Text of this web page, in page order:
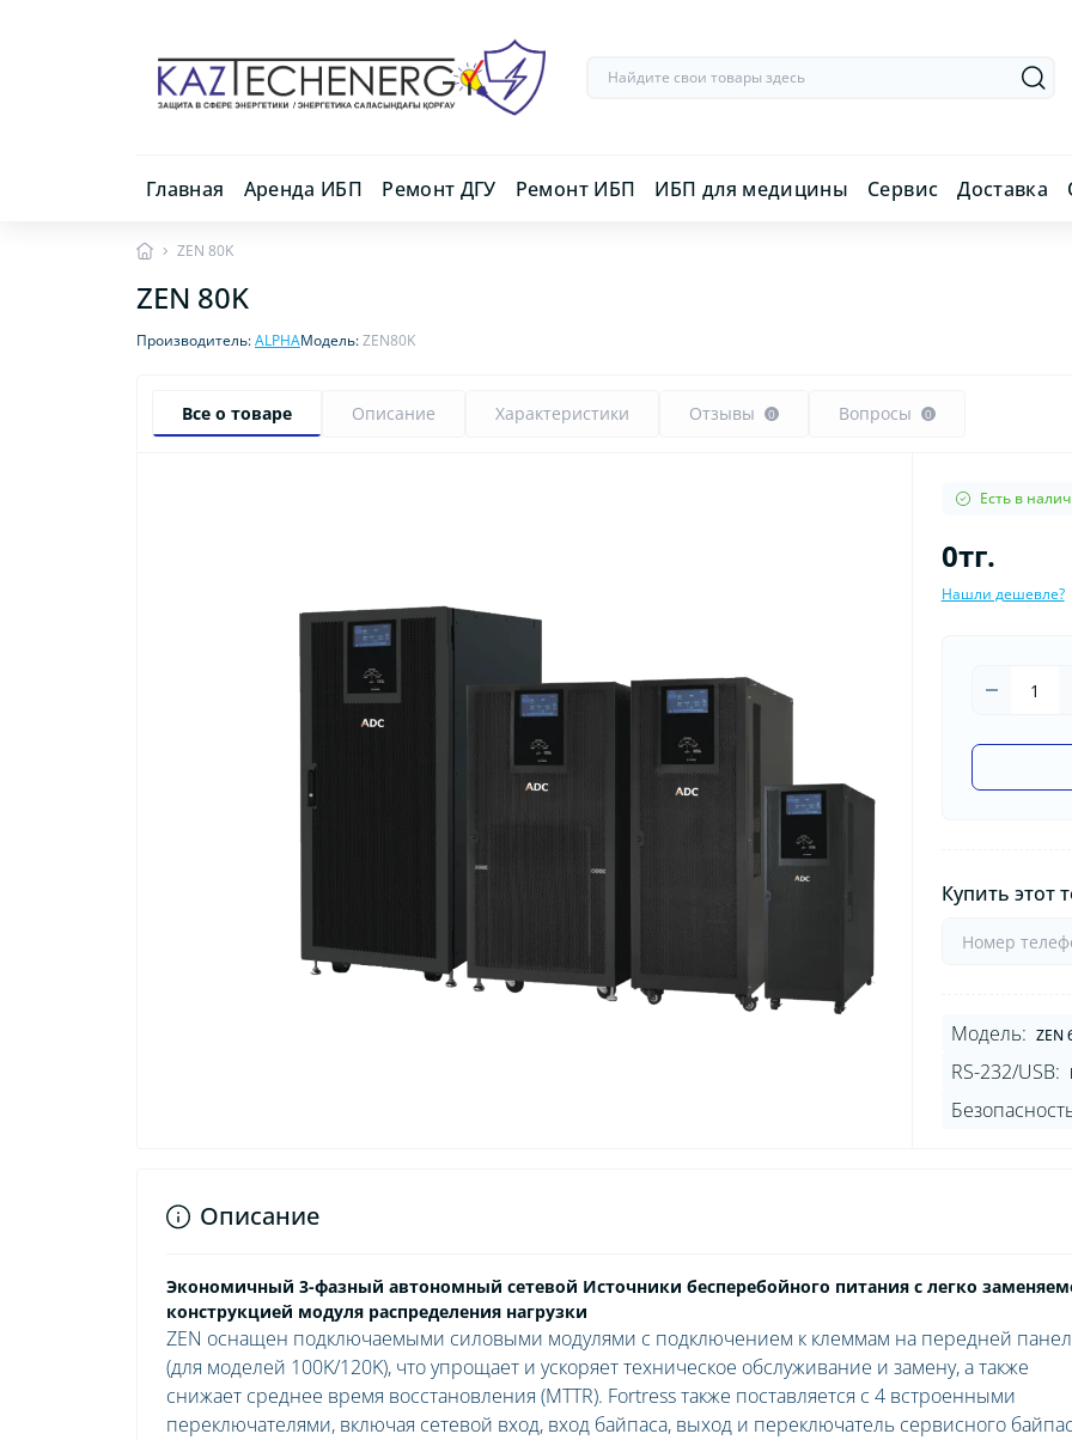
Главная Аренда ИБП Ремонт ДГУ Ремонт ИБП ИБП для медицины Сервис Доставка
ZEN 80K
ZEN 80K
Производитель:ALPHAМодель:ZEN80K
Все о товаре Описание Характеристики Отзывы 0 Вопросы 0
Есть в
0тг.
Нашли дешевле?
Купить этот
Модель: ZEN
RS-232/USB:
Описание
Экономичный 3-фазный автономный сетевой Источники бесперебойного питания с легко
конструкцией модуля распределения нагрузки
ZEN оснащен подключаемыми силовыми модулями с подключением к клеммам на передней
(для моделей 100K/120K), что упрощает и ускоряет техническое обслуживание и замену, а также
снижает среднее время восстановления (MTTR). Fortress также поставляется с 4 встроенными
переключателями, включая сетевой вход, вход байпаса, выход и переключатель сервисного